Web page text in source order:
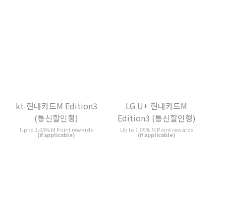
신한 슈퍼SOL 체크
1% My Shinhan Point rewards
(if applicable)
다이소 삼성카드
1% Cash back